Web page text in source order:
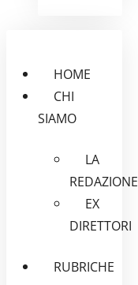
HOME
CHI
SIAMO
LA
REDAZIONE
EX
DIRETTORI
RUBRICHE